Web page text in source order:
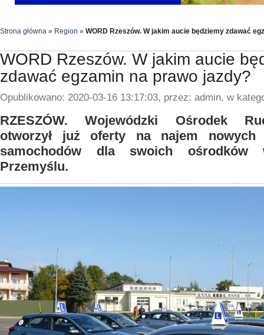
Strona główna » Region » WORD Rzeszów. W jakim aucie będziemy zdawać
WORD Rzeszów. W jakim aucie
zdawać egzamin na prawo jazdy?
Opublikowano: 2020-03-16 13:17:03, przez: admin, w
RZESZÓW. Wojewódzki Ośrodek
otworzył już oferty na najem nowych
samochodów dla swoich
Przemyślu.